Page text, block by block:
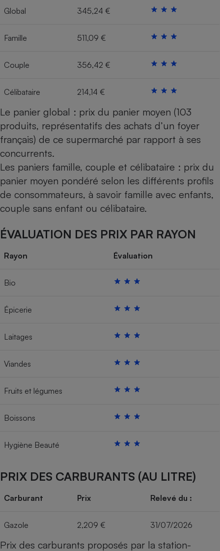
Global 345,24 €
Famille 511,09 €
Couple 356,42 €
Célibataire 214,14 €
Le panier global : prix du panier moyen (103
produits, représentatifs des achats d’un foyer
français) de ce supermarché par rapport à ses
concurrents.
Les paniers famille, couple et célibataire : prix du
panier moyen pondéré selon les différents profils
de consommateurs, à savoir famille avec enfants,
couple sans enfant ou célibataire.
ÉVALUATION DES PRIX PAR RAYON
Rayon Évaluation
Bio
Épicerie
Laitages
Viandes
Fruits et légumes
Boissons
Hygiène Beauté
PRIX DES CARBURANTS (AU LITRE)
Carburant Prix Relevé du :
Gazole 2,209 € 31/07/2026
Prix des carburants proposés par la station-
Robot ménager